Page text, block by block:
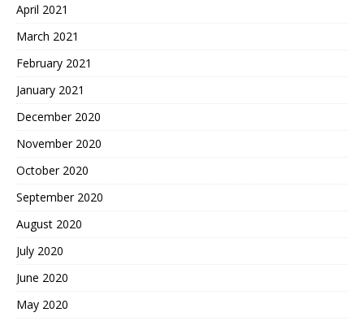
April 2021
March 2021
February 2021
January 2021
December 2020
November 2020
October 2020
September 2020
August 2020
July 2020
June 2020
May 2020